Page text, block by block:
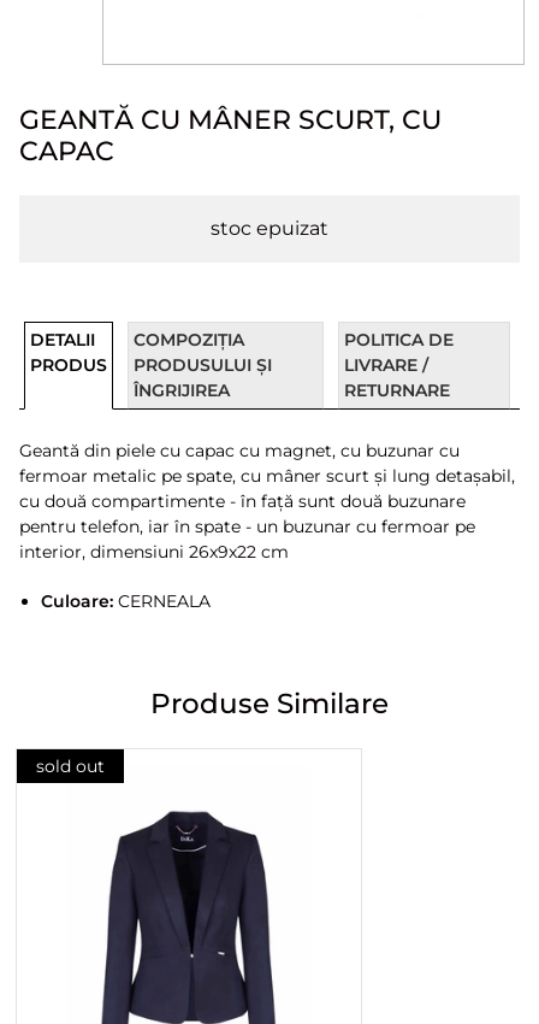
GEANTĂ CU MÂNER SCURT, CU
CAPAC
stoc epuizat
DETALII
PRODUS
COMPOZIȚIA
PRODUSULUI ȘI
ÎNGRIJIREA
POLITICA DE
LIVRARE /
RETURNARE
Geantă din piele cu capac cu magnet, cu buzunar cu
fermoar metalic pe spate, cu mâner scurt și lung detașabil,
cu două compartimente - în față sunt două buzunare
pentru telefon, iar în spate - un buzunar cu fermoar pe
interior, dimensiuni 26x9x22 cm
Culoare:CERNEALA
Produse Similare
sold out